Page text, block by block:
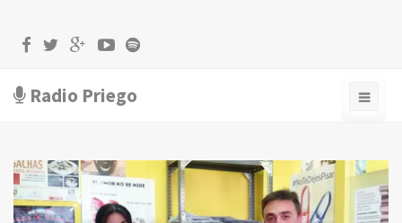
Radio Priego